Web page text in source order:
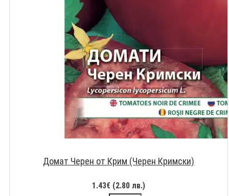
Домат Черен от Крим (Черен Кримски)
1.43€ (2.80 лв.)